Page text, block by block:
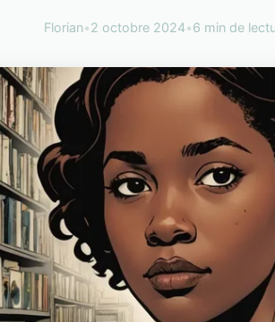
Florian•2 octobre 2024•6 min de